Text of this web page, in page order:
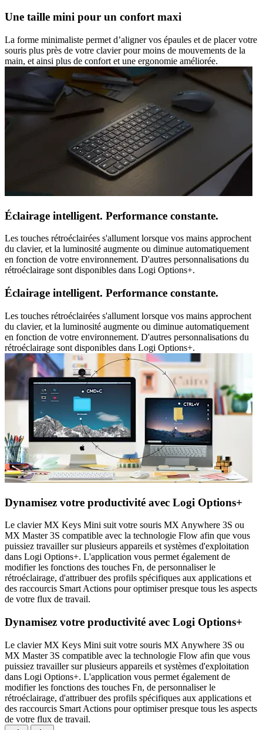
Une taille mini pour un confort maxi
La forme minimaliste permet d’aligner vos épaules et de placer votre
souris plus près de votre clavier pour moins de mouvements de la
main, et ainsi plus de confort et une ergonomie améliorée.
Éclairage intelligent. Performance constante.
Les touches rétroéclairées s'allument lorsque vos mains approchent
du clavier, et la luminosité augmente ou diminue automatiquement
en fonction de votre environnement. D'autres personnalisations du
rétroéclairage sont disponibles dans Logi Options+.
Éclairage intelligent. Performance constante.
Les touches rétroéclairées s'allument lorsque vos mains approchent
du clavier, et la luminosité augmente ou diminue automatiquement
en fonction de votre environnement. D'autres personnalisations du
rétroéclairage sont disponibles dans Logi Options+.
Dynamisez votre productivité avec Logi Options+
Le clavier MX Keys Mini suit votre souris MX Anywhere 3S ou
MX Master 3S compatible avec la technologie Flow afin que vous
puissiez travailler sur plusieurs appareils et systèmes d'exploitation
dans Logi Options+. L'application vous permet également de
modifier les fonctions des touches Fn, de personnaliser le
rétroéclairage, d'attribuer des profils spécifiques aux applications et
des raccourcis Smart Actions pour optimiser presque tous les aspects
de votre flux de travail.
Dynamisez votre productivité avec Logi Options+
Le clavier MX Keys Mini suit votre souris MX Anywhere 3S ou
MX Master 3S compatible avec la technologie Flow afin que vous
puissiez travailler sur plusieurs appareils et systèmes d'exploitation
dans Logi Options+. L'application vous permet également de
modifier les fonctions des touches Fn, de personnaliser le
rétroéclairage, d'attribuer des profils spécifiques aux applications et
des raccourcis Smart Actions pour optimiser presque tous les aspects
de votre flux de travail.